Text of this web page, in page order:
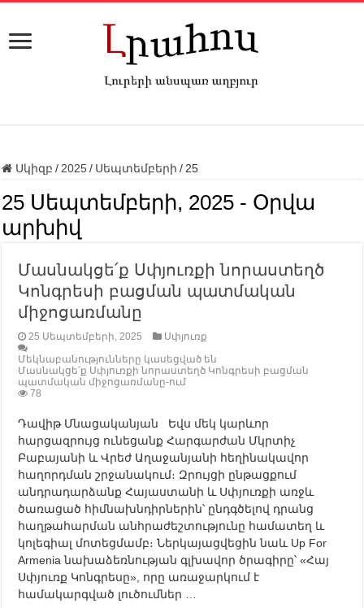
Սկիզբ / 2025 / Սեպտեմբերի / 25
25 Սեպտեմբերի, 2025 - Օրվա
արխիվ
Մասնակցե՛ք Սփյուռքի նորաստեղծ
Կոնգրեսի բացման պատմական
միջոցառմանը
25 Սեպտեմբերի, 2025
Սփյուռք
Մեկնաբանությունները կասեցված են
Մասնակցե՛ք Սփյուռքի նորաստեղծ Կոնգրեսի բացման
պատմական միջոցառմանը-ում
78
Դավիթ Մնացականյան Եվս մեկ կարևոր
հարցազրույց ունեցանք Հարգարժան Մկրտիչ
Բաբայանի և Վրեժ Աղաջանյանի հեղինակավոր
հաղորդման շրջանակում։ Զրույցի ընթացքում
անդրադարձանք Հայաստանի և Սփյուռքի առջև
ծառացած հիմնախնդիրներին՝ ընդգծելով դրանց
հաղթահարման անհրաժեշտությունը համատեղ և
կոլեգիալ մոտեցմամբ։ Ներկայացվեցին նաև Up For
Armenia նախաձեռնության գլխավոր ծրագիրը՝ «Հայ
Սփյուռք Կոնգրեսը», որը առաջարկում է
համակարգված լուծումներ …